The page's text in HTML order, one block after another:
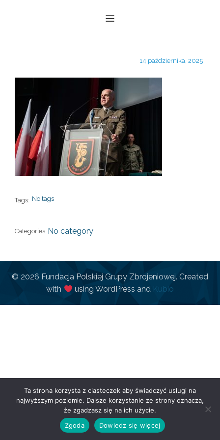
14 października, 2025
Tags: No tags
Categories No category
© 2026 Fundacja Polskiej Grupy Zbrojeniowej. Created
with
using WordPress and Kubio
Ta strona korzysta z ciasteczek aby świadczyć usługi na
najwyższym poziomie. Dalsze korzystanie ze strony oznacza,
że zgadzasz się na ich użycie.
Zgoda
Dowiedz się więcej